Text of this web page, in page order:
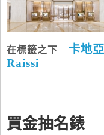
在標籤之下 卡地亞
Raissi
買金抽名錶